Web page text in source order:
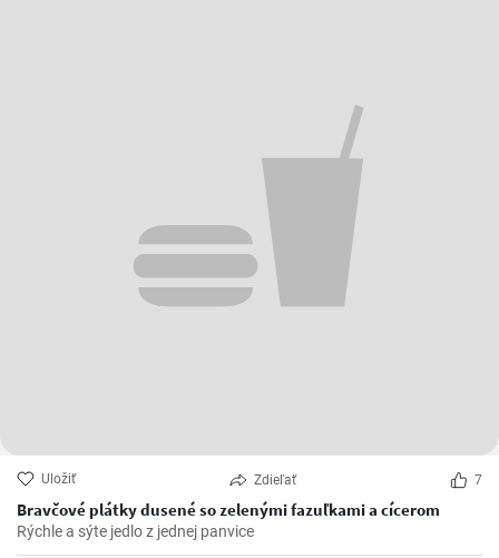
Uložiť Zdieľať 7
Bravčové plátky dusené so zelenými fazuľkami a cícerom
Rýchle a sýte jedlo z jednej panvice